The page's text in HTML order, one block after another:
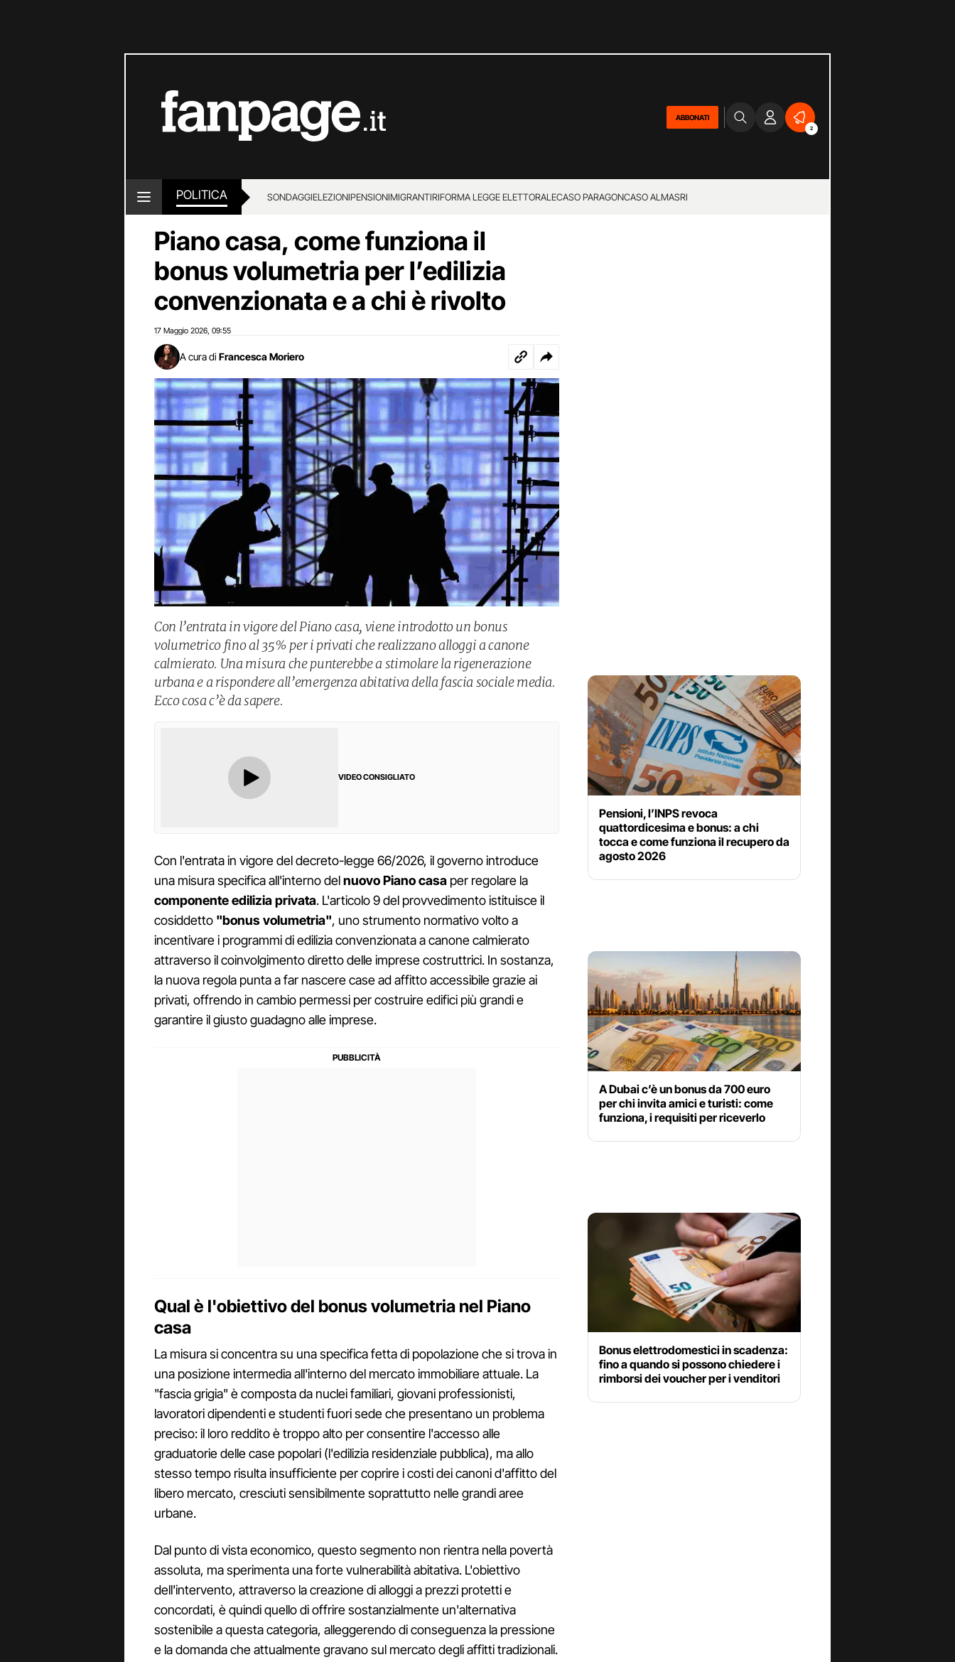
ABBONATI
2
POLITICA SONDAGGIELEZIONIPENSIONIMIGRANTIRIFORMA LEGGE ELETTORALECASO PARAGONCASO ALMASRI
Piano casa, come funziona il
bonus volumetria per l’edilizia
convenzionata e a chi è rivolto
17 Maggio 2026 09:55
A cura di Francesca Moriero
Con l’entrata in vigore del Piano casa, viene introdotto un bonus
volumetrico fino al 35% per i privati che realizzano alloggi a canone
calmierato. Una misura che punterebbe a stimolare la rigenerazione
urbana e a rispondere all’emergenza abitativa della fascia sociale media.
Ecco cosa c’è da sapere.
VIDEO CONSIGLIATO
Con l'entrata in vigore del decreto-legge 66/2026, il governo introduce
una misura specifica all'interno delnuovo Piano casa per regolare la
componente edilizia privata. L'articolo 9 del provvedimento istituisce il
cosiddetto "bonus volumetria", uno strumento normativo volto a
incentivare i programmi di edilizia convenzionata a canone calmierato
attraverso il coinvolgimento diretto delle imprese costruttrici. In sostanza,
la nuova regola punta a far nascere case ad affitto accessibile grazie ai
privati, offrendo in cambio permessi per costruire edifici più grandi e
garantire il giusto guadagno alle imprese.
Qual è l'obiettivo del bonus volumetria nel Piano
casa
La misura si concentra su una specifica fetta di popolazione che si trova in
una posizione intermedia all'interno del mercato immobiliare attuale. La
"fascia grigia" è composta da nuclei familiari, giovani professionisti,
lavoratori dipendenti e studenti fuori sede che presentano un problema
preciso: il loro reddito è troppo alto per consentire l'accesso alle
graduatorie delle case popolari (l'edilizia residenziale pubblica), ma allo
stesso tempo risulta insufficiente per coprire i costi dei canoni d'affitto del
libero mercato, cresciuti sensibilmente soprattutto nelle grandi aree
urbane.
Dal punto di vista economico, questo segmento non rientra nella povertà
assoluta, ma sperimenta una forte vulnerabilità abitativa. L'obiettivo
dell'intervento, attraverso la creazione di alloggi a prezzi protetti e
concordati, è quindi quello di offrire sostanzialmente un'alternativa
sostenibile a questa categoria, alleggerendo di conseguenza la pressione
e la domanda che attualmente gravano sul mercato degli affitti tradizionali.
Pensioni, l’INPS revoca
quattordicesima e bonus: a chi
tocca e come funziona il recupero da
agosto 2026
A Dubai c’è un bonus da 700 euro
per chi invita amici e turisti: come
funziona, i requisiti per riceverlo
Bonus elettrodomestici in scadenza:
fino a quando si possono chiedere i
rimborsi dei voucher per i venditori